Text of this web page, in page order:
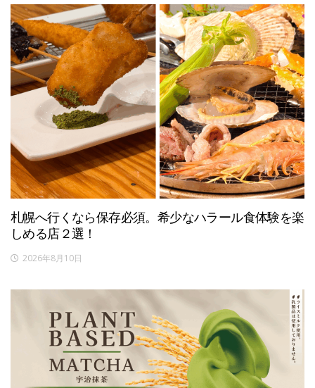
札幌へ行くなら保存必須。希少なハラール食体験を楽
しめる店２選！
2026年8月10日